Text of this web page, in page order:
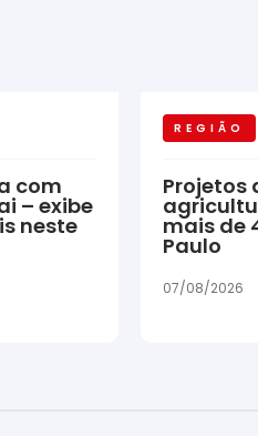
com
– exibe
neste
REGIÃO
Projetos
mais de
Paulo
07/08/2026